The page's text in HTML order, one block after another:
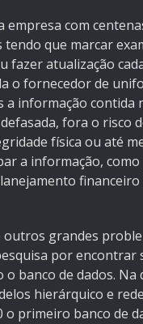
empresa com
que marcar
fazer atualização
o fornecedor de
a informação contida
fora o risco
física ou até
a informação,
financeiro
outros grandes
por encontrar
banco de dados. Na
hierárquico e
o primeiro banco de